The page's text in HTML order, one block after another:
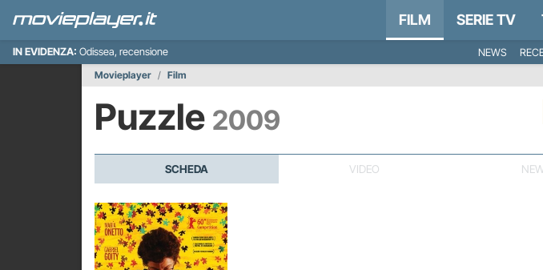
FILM SERIE TV
IN EVIDENZA: Odissea, recensione NEWS
Movieplayer
Film
Puzzle 2009
SCHEDA VIDEO